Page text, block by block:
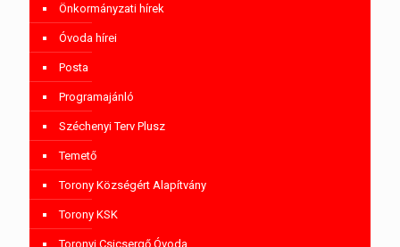
Önkormányzati hírek
Óvoda hírei
Posta
Programajánló
Széchenyi Terv Plusz
Temető
Torony Községért Alapítvány
Torony KSK
Toronyi Csicsergő Óvoda